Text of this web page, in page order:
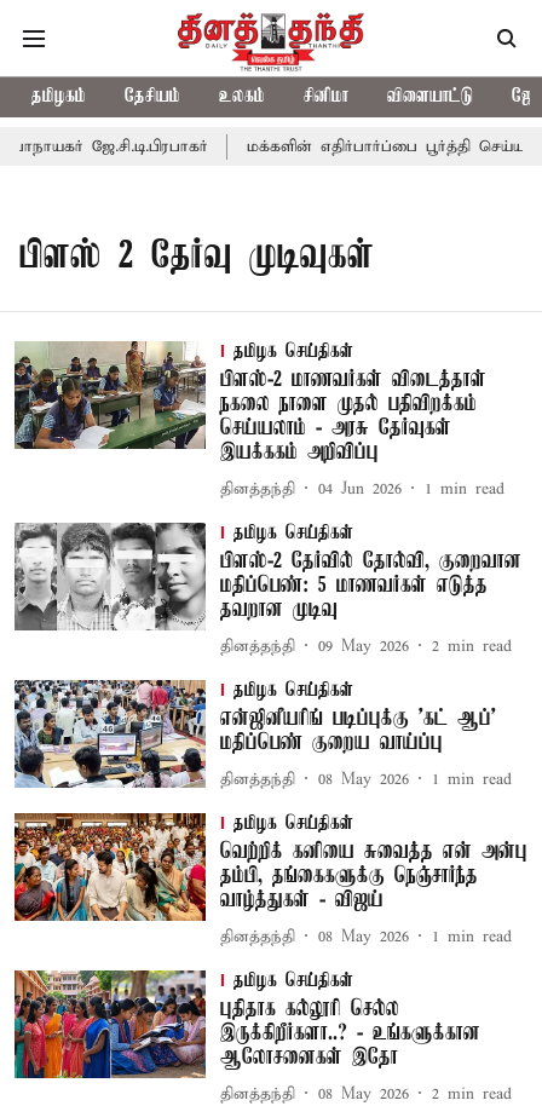
தமிழகம் தேசியம் உலகம் சினிமா விளையாட்டு
ஜே.சி.டி.பிரபாகர் மக்களின் எதிர்பார்ப்பை பூர்த்தி செய்யாத
பிளஸ் 2 தேர்வு முடிவுகள்
தமிழக செய்திகள்
பிளஸ்-2 மாணவர்கள் விடைத்தாள்
நகலை நாளை முதல் பதிவிறக்கம்
செய்யலாம் - அரசு தேர்வுகள்
இயக்ககம் அறிவிப்பு
தினத்தந்தி 04 Jun 2026 1 min read
தமிழக செய்திகள்
பிளஸ்-2 தேர்வில் தோல்வி, குறைவான
மதிப்பெண்: 5 மாணவர்கள் எடுத்த
தவறான முடிவு
தினத்தந்தி 09 May 2026 2 min read
தமிழக செய்திகள்
என்ஜினீயரிங் படிப்புக்கு 'கட் ஆப்'
மதிப்பெண் குறைய வாய்ப்பு
தினத்தந்தி 08 May 2026 1 min read
தமிழக செய்திகள்
வெற்றிக் கனியை சுவைத்த என் அன்பு
தம்பி, தங்கைகளுக்கு நெஞ்சார்ந்த
வாழ்த்துகள் - விஜய்
தினத்தந்தி 08 May 2026 1 min read
தமிழக செய்திகள்
புதிதாக கல்லூரி செல்ல
இருக்கிறீர்களா..? - உங்களுக்கான
ஆலோசனைகள் இதோ
தினத்தந்தி 08 May 2026 2 min read